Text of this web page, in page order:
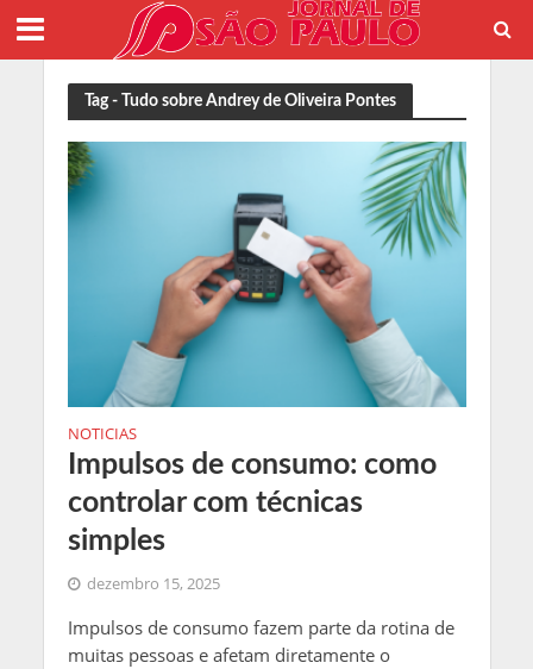
Tag - Tudo sobre Andrey de Oliveira Pontes
NOTICIAS
Impulsos de consumo: como
controlar com técnicas
simples
dezembro 15, 2025
Impulsos de consumo fazem parte da rotina de
muitas pessoas e afetam diretamente o